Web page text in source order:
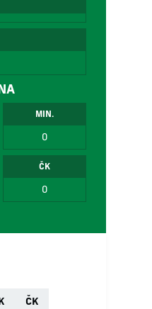
MIN.
0
ČK
0
ČK